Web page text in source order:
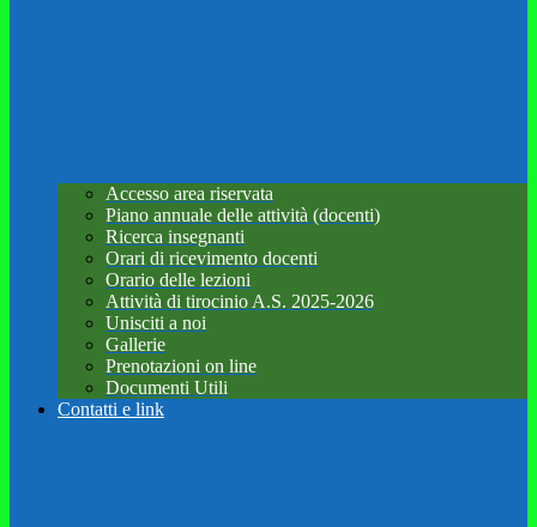
Accesso area riservata
Piano annuale delle attività (docenti)
Ricerca insegnanti
Orari di ricevimento docenti
Orario delle lezioni
Attività di tirocinio A.S. 2025-2026
Unisciti a noi
Gallerie
Prenotazioni on line
Documenti Utili
Contatti e link